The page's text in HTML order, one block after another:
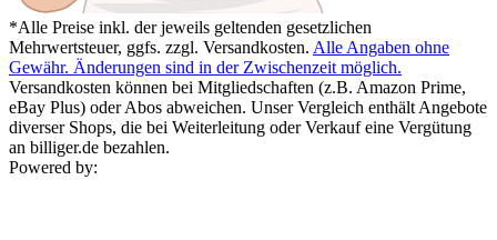
*Alle Preise inkl. der jeweils geltenden gesetzlichen
Mehrwertsteuer, ggfs. zzgl. Versandkosten. Alle Angaben ohne
Gewähr. Änderungen sind in der Zwischenzeit möglich.
Versandkosten können bei Mitgliedschaften (z.B. Amazon Prime,
eBay Plus) oder Abos abweichen. Unser Vergleich enthält Angebote
diverser Shops, die bei Weiterleitung oder Verkauf eine Vergütung
an billiger.de bezahlen.
Powered by: